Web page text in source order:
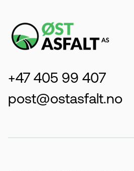
+47 405 99 407
post@ostasfalt.no